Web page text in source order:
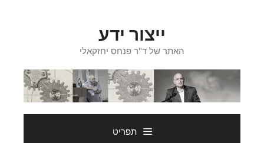
ייצור ידע
האתר של ד"ר פנחס יחזקאלי
תפריט